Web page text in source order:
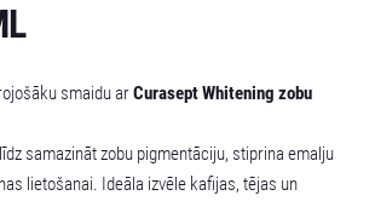
smaidu arCurasept Whitening zobu
samazināt zobu pigmentāciju, stiprina emalju
lietošanai. Ideāla izvēle kafijas, tējas un